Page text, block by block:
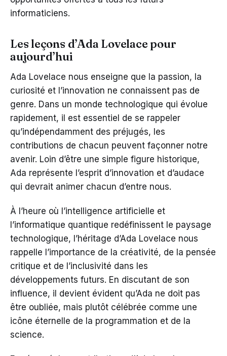
informaticiens.
Les leçons d’Ada Lovelace pour
aujourd’hui
Ada Lovelace nous enseigne que la passion, la
curiosité et l’innovation ne connaissent pas de
genre. Dans un monde technologique qui évolue
rapidement, il est essentiel de se rappeler
qu’indépendamment des préjugés, les
contributions de chacun peuvent façonner notre
avenir. Loin d’être une simple figure historique,
Ada représente l’esprit d’innovation et d’audace
qui devrait animer chacun d’entre nous.
À l’heure où l’intelligence artificielle et
l’informatique quantique redéfinissent le paysage
technologique, l’héritage d’Ada Lovelace nous
rappelle l’importance de la créativité, de la pensée
critique et de l’inclusivité dans les
développements futurs. En discutant de son
influence, il devient évident qu’Ada ne doit pas
être oubliée, mais plutôt célébrée comme une
icône éternelle de la programmation et de la
science.